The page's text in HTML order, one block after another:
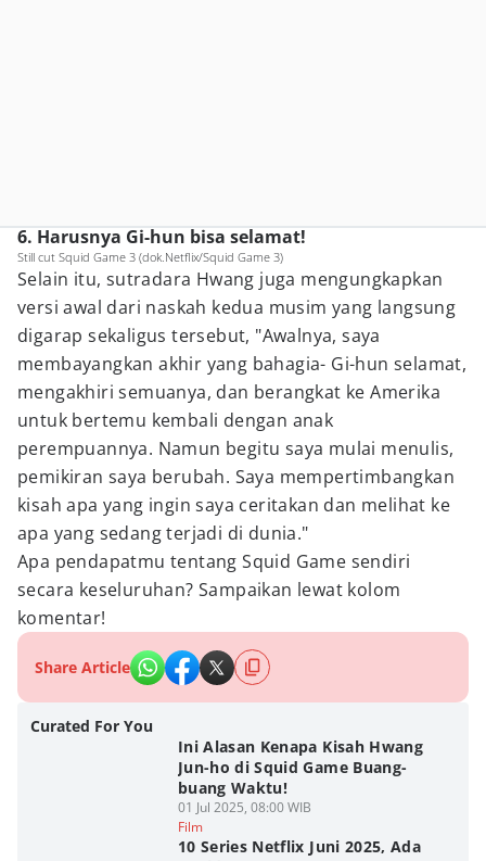
6. Harusnya Gi-hun bisa selamat!
Still cut Squid Game 3 (dok.Netflix/Squid Game 3)
Selain itu, sutradara Hwang juga mengungkapkan
versi awal dari naskah kedua musim yang langsung
digarap sekaligus tersebut, "Awalnya, saya
membayangkan akhir yang bahagia- Gi-hun selamat,
mengakhiri semuanya, dan berangkat ke Amerika
untuk bertemu kembali dengan anak
perempuannya. Namun begitu saya mulai menulis,
pemikiran saya berubah. Saya mempertimbangkan
kisah apa yang ingin saya ceritakan dan melihat ke
apa yang sedang terjadi di dunia."
Apa pendapatmu tentang Squid Game sendiri
secara keseluruhan? Sampaikan lewat kolom
komentar!
Share Article
Curated For You
Ini Alasan Kenapa Kisah Hwang
Jun-ho di Squid Game Buang-
buang Waktu!
01 Jul 2025, 08:00 WIB
Film
10 Series Netflix Juni 2025, Ada